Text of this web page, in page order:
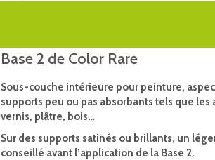
Base 2 de Color Rare
Sous-couche intérieure pour peinture,
supports peu ou pas absorbants tels que
vernis, plâtre, bois…
Sur des supports satinés ou brillants, un
conseillé avant l’application de la Base 2.